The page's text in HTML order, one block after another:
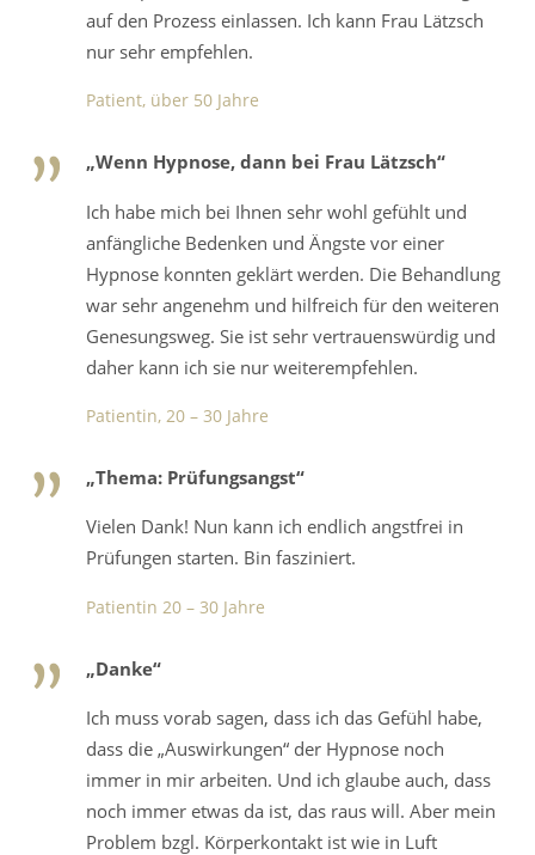
auf den Prozess einlassen. Ich kann Frau Lätzsch
nur sehr empfehlen.
Patient, über 50 Jahre
„Wenn Hypnose, dann bei Frau Lätzsch“
Ich habe mich bei Ihnen sehr wohl gefühlt und
anfängliche Bedenken und Ängste vor einer
Hypnose konnten geklärt werden. Die Behandlung
war sehr angenehm und hilfreich für den weiteren
Genesungsweg. Sie ist sehr vertrauenswürdig und
daher kann ich sie nur weiterempfehlen.
Patientin, 20 – 30 Jahre
„Thema: Prüfungsangst“
Vielen Dank! Nun kann ich endlich angstfrei in
Prüfungen starten. Bin fasziniert.
Patientin 20 – 30 Jahre
„Danke“
Ich muss vorab sagen, dass ich das Gefühl habe,
dass die „Auswirkungen“ der Hypnose noch
immer in mir arbeiten. Und ich glaube auch, dass
noch immer etwas da ist, das raus will. Aber mein
Problem bzgl. Körperkontakt ist wie in Luft